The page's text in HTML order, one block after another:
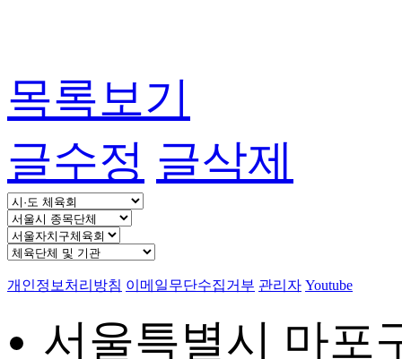
목록보기
글수정 글삭제
개인정보처리방침 이메일무단수집거부 관리자 Youtube
서울특별시 마포